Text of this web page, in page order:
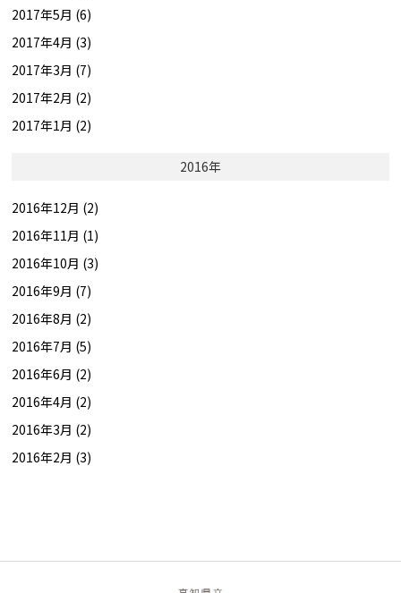
2017年5月 (6)
2017年4月 (3)
2017年3月 (7)
2017年2月 (2)
2017年1月 (2)
2016年
2016年12月 (2)
2016年11月 (1)
2016年10月 (3)
2016年9月 (7)
2016年8月 (2)
2016年7月 (5)
2016年6月 (2)
2016年4月 (2)
2016年3月 (2)
2016年2月 (3)